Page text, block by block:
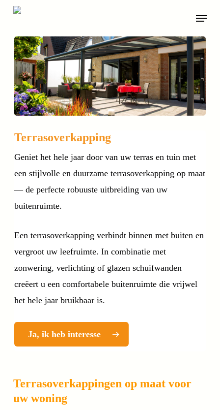
Skip
main
content
Menu
Terrasoverkapping
Geniet het hele jaar door van uw terras en tuin met
een stijlvolle en duurzame terrasoverkapping op maat
— de perfecte robuuste uitbreiding van uw
buitenruimte.
Een terrasoverkapping verbindt binnen met buiten en
vergroot uw leefruimte. In combinatie met
zonwering, verlichting of glazen schuifwanden
creëert u een comfortabele buitenruimte die vrijwel
het hele jaar bruikbaar is.
Ja, ik heb interesse
Terrasoverkappingen op maat voor
uw woning